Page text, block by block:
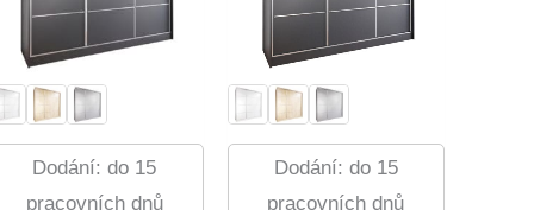
Dodání: do 15
pracovních dnů
Dodání: do 15
pracovních dnů